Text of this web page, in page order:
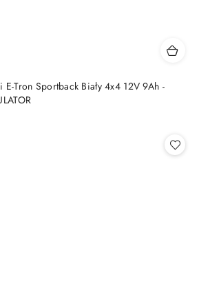
Tron Sportback Biały 4x4 12V 9Ah -